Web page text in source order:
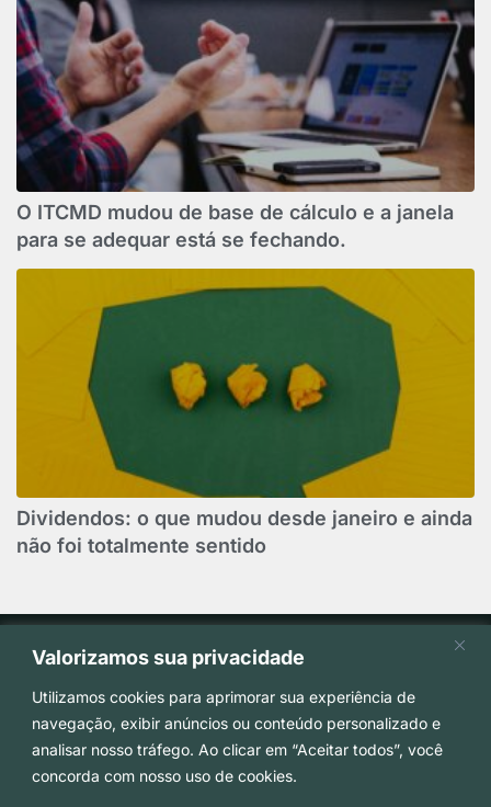
Valorizamos sua privacidade
Utilizamos cookies para aprimorar sua experiência de
navegação, exibir anúncios ou conteúdo personalizado e
analisar nosso tráfego. Ao clicar em “Aceitar todos”, você
concorda com nosso uso de cookies.
O ITCMD mudou de base de cálculo e a janela
para se adequar está se fechando.
Dividendos: o que mudou desde janeiro e ainda
não foi totalmente sentido
(51) 3029-0100